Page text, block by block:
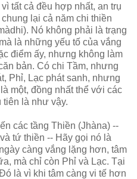
tất cả đều hợp nhất, an trụ
lại cả năm chi thiền
Nó không phải là trạng
là những yếu tố của vắng
điểm ấy, nhưng không làm
bản. Có chi Tầm, nhưng
Phỉ, Lạc phát sanh, nhưng
một, đồng nhất thể với các
tiên là như vậy.
các tầng Thiền (Jhàna) --
tứ thiền -- Hãy gọi nó là
càng vắng lặng hơn, tâm
mà chỉ còn Phỉ và Lạc. Tại
là vì khi tâm càng vi tế hơn